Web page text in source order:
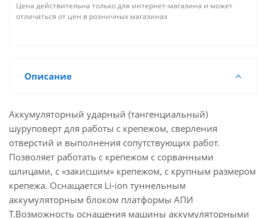
Цена действительна только для интернет-магазина и может
отличаться от цен в розничных магазинах
Описание
Аккумуляторный ударный (тангенциальный)
шуруповерт для работы с крепежом, сверления
отверстий и выполнения сопутствующих работ.
Позволяет работать с крепежом с сорванными
шлицами, с «закисшим» крепежом, с крупным размером
крепежа. Оснащается Li-ion туннельным
аккумуляторным блоком платформы АПИ
Т.Возможность оснащения машины аккумуляторными